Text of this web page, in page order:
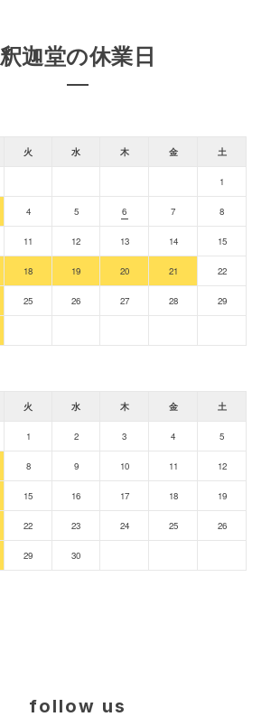
釈迦堂の休業日
火 水 木 金 土
1
4 5 6 7 8
11 12 13 14 15
18 19 20 21 22
25 26 27 28 29
火 水 木 金 土
1 2 3 4 5
8 9 10 11 12
15 16 17 18 19
22 23 24 25 26
29 30
follow us